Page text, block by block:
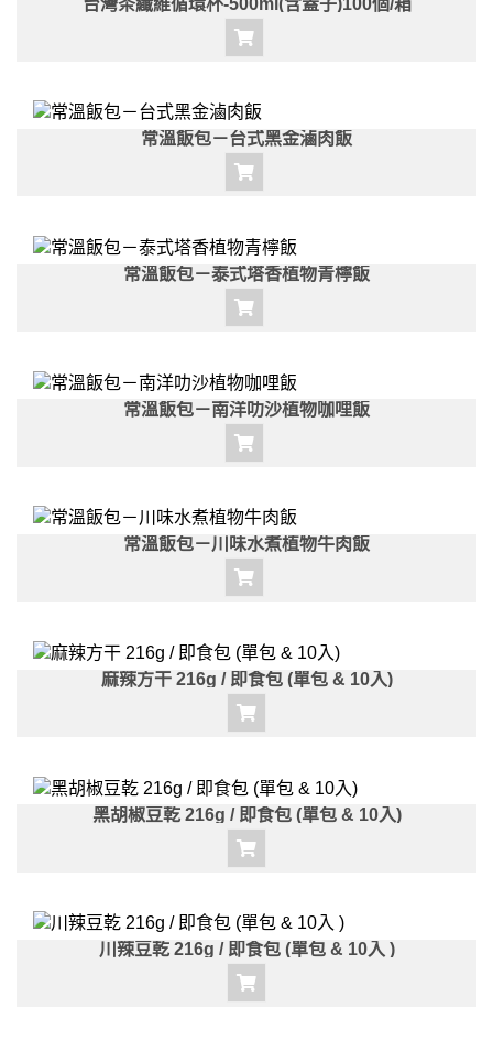
常溫飯包－台式黑金滷肉飯
常溫飯包－泰式塔香植物青檸飯
常溫飯包－南洋叻沙植物咖哩飯
常溫飯包－川味水煮植物牛肉飯
麻辣方干 216g / 即食包 (單包 & 10入)
黑胡椒豆乾 216g / 即食包 (單包 & 10入)
川辣豆乾 216g / 即食包 (單包 & 10入 )